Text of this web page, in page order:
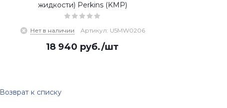
жидкости) Perkins (KMP)
Нет в наличии Артикул: U5MW0206
18 940 руб./шт
Возврат к списку